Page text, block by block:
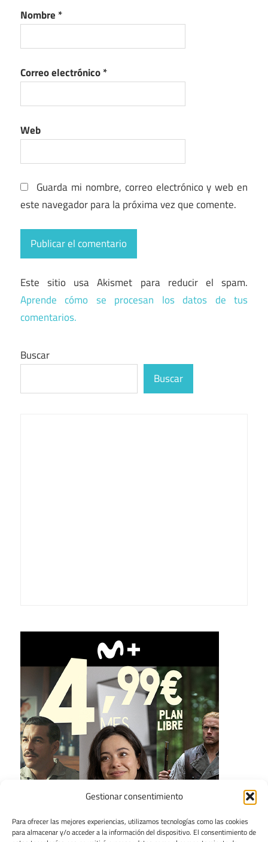
Gestionar consentimiento
Para ofrecer las mejores experiencias, utilizamos tecnologías como las cookies
para almacenar y/o acceder a la información del dispositivo. El consentimiento de
Nombre *
Correo electrónico*
Web
Guarda mi nombre, correo electrónico y web en
este navegador para la próxima vez que comente.
Este sitio usa Akismet para reducir el spam.
Aprende cómo se procesan los datos de tus
comentarios.
Buscar
Buscar